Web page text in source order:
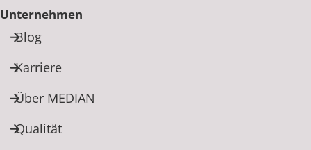
Unternehmen
Blog
Karriere
Über MEDIAN
Qualität